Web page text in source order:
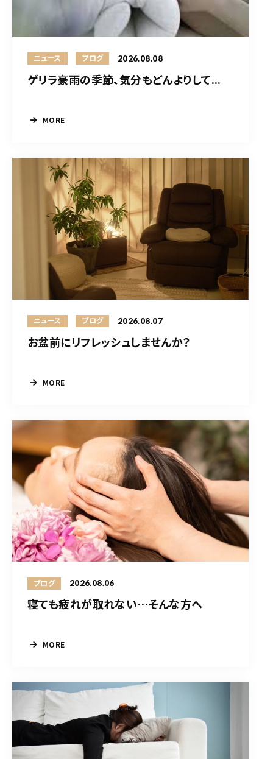
ニュース ブログ 2026.08.08
ゲリラ豪雨の季節、気分もどんよりして...
MORE
ニュース ブログ 2026.08.07
お盆前にリフレッシュしませんか？
MORE
ブログ 2026.08.06
寝ても疲れが取れない…そんな方へ
MORE